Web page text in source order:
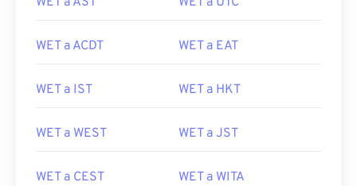
WET a ACDT WET a EAT
WET a IST WET a HKT
WET a WEST WET a JST
WET a CEST WET a WITA